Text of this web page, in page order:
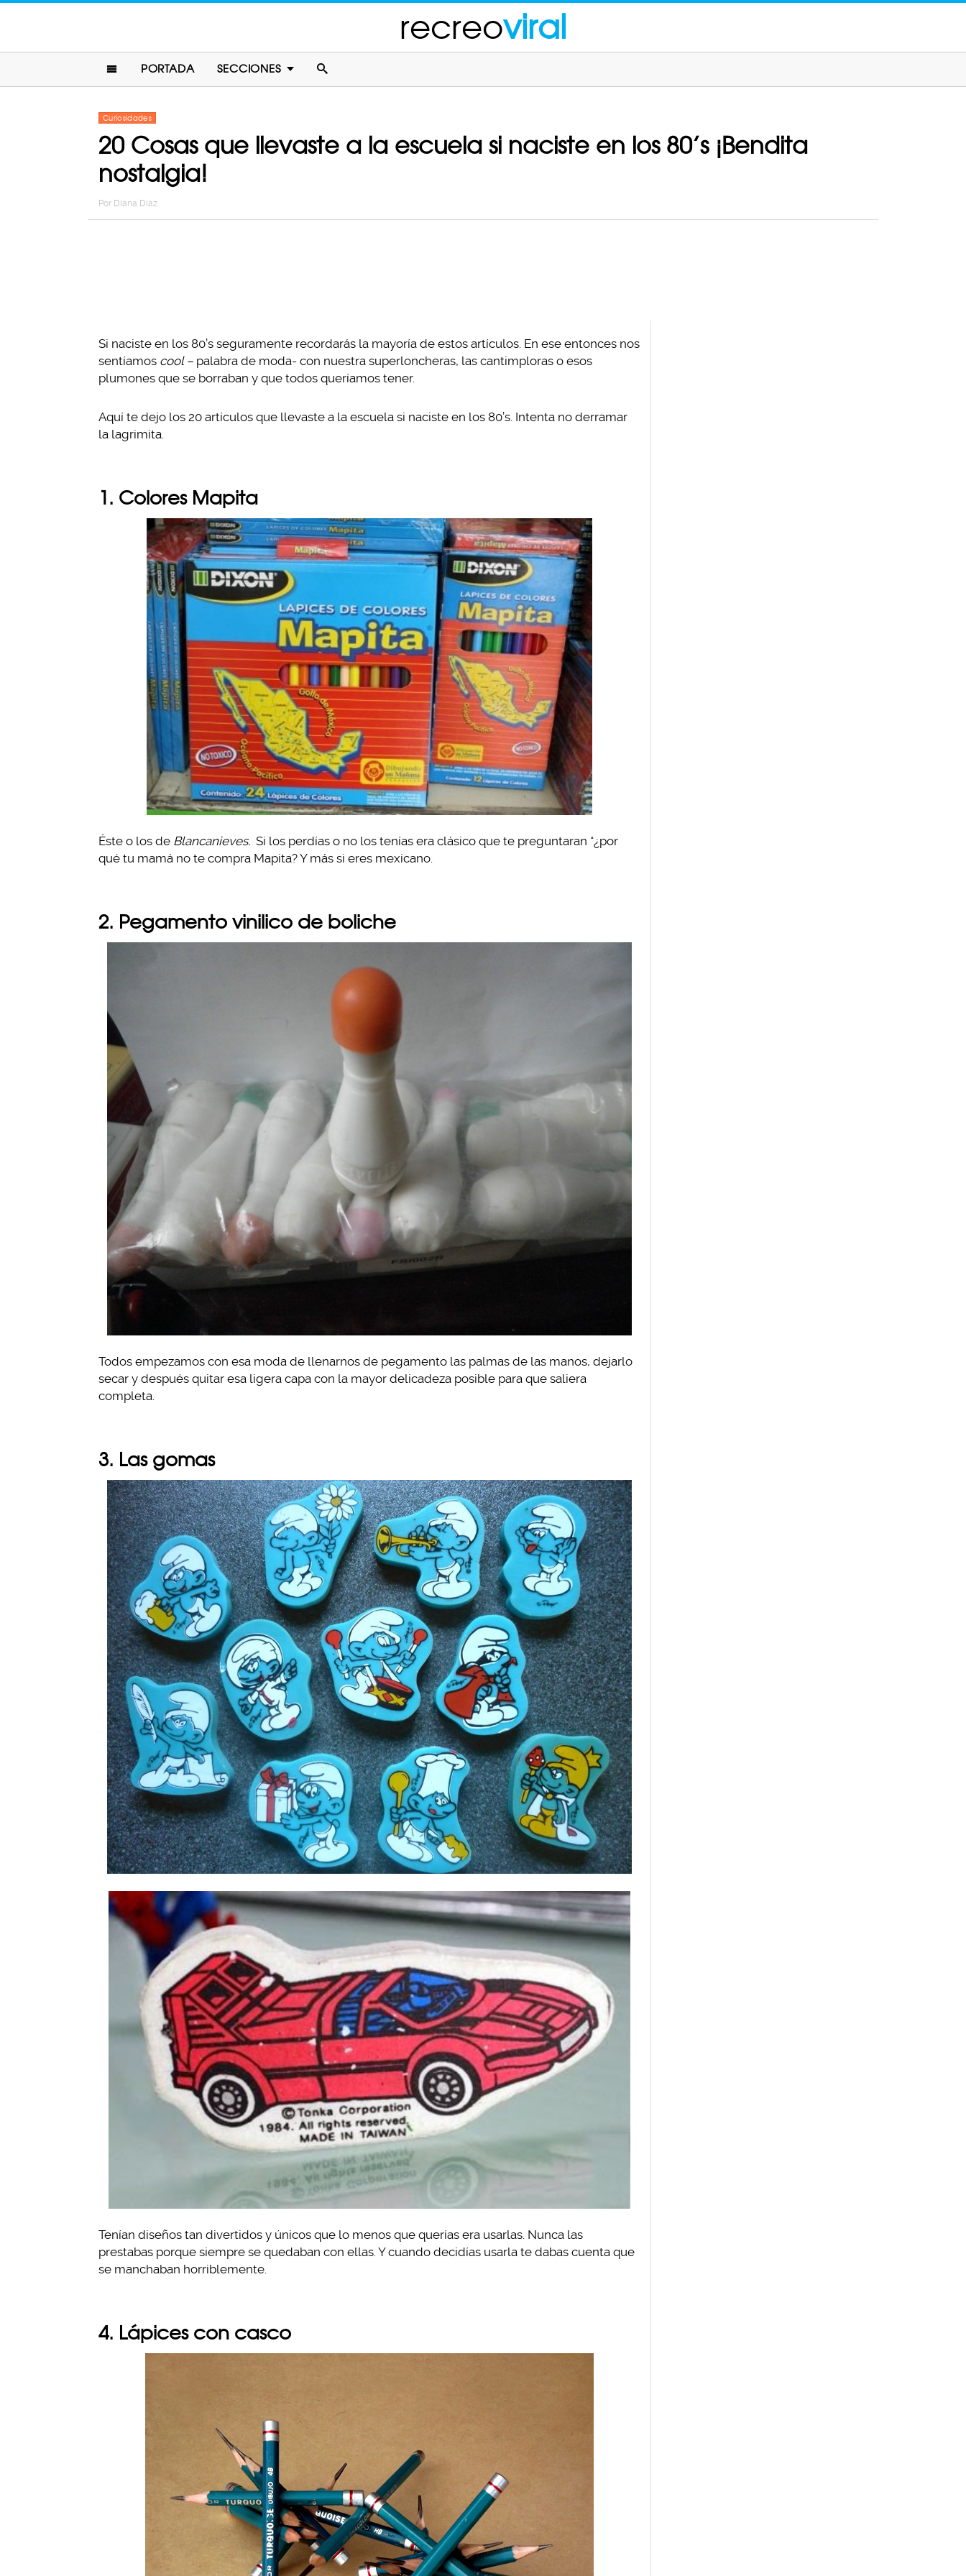
recreoviral
PORTADA SECCIONES
Curiosidades
20 Cosas que llevaste a la escuela si naciste en los 80’s ¡Bendita
nostalgia!
Por Diana Diaz
Si naciste en los 80’s seguramente recordarás la mayoría de estos artículos. En ese entonces nos
sentíamos cool – palabra de moda- con nuestra superloncheras, las cantimploras o esos
plumones que se borraban y que todos queríamos tener.
Aquí te dejo los 20 artículos que llevaste a la escuela si naciste en los 80’s. Intenta no derramar
la lagrimita.
1. Colores Mapita
Éste o los de Blancanieves. Si los perdías o no los tenías era clásico que te preguntaran “¿por
qué tu mamá no te compra Mapita? Y más si eres mexicano.
2. Pegamento vinilico de boliche
Todos empezamos con esa moda de llenarnos de pegamento las palmas de las manos, dejarlo
secar y después quitar esa ligera capa con la mayor delicadeza posible para que saliera
completa.
3. Las gomas
Tenían diseños tan divertidos y únicos que lo menos que querías era usarlas. Nunca las
prestabas porque siempre se quedaban con ellas. Y cuando decidías usarla te dabas cuenta que
se manchaban horriblemente.
4. Lápices con casco